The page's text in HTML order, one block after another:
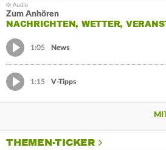
Zum Anhören
NACHRICHTEN, WETTER,
1:05 News
1:15 V-Tipps
THEMEN-TICKER